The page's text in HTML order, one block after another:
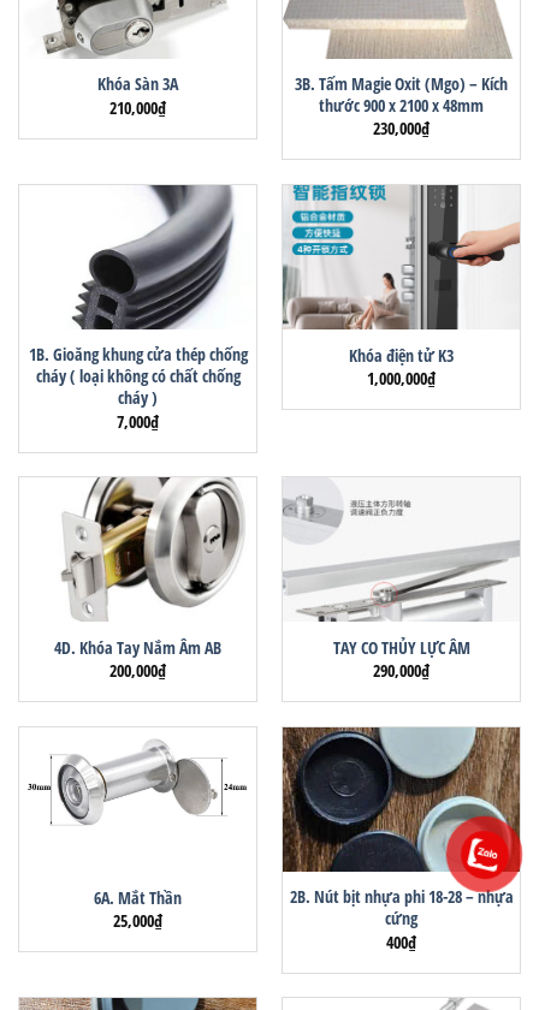
Khóa Sàn 3A
210,000₫
3B. Tấm Magie Oxit (Mgo) – Kích
thước 900 x 2100 x 48mm
230,000₫
1B. Gioăng khung cửa thép chống
cháy ( loại không có chất chống
cháy )
7,000₫
Khóa điện tử K3
1,000,000₫
4D. Khóa Tay Nắm Âm AB
200,000₫
TAY CO THỦY LỰC ÂM
290,000₫
6A. Mắt Thần
25,000₫
2B. Nút bịt nhựa phi 18-28 – nhựa
cứng
400₫